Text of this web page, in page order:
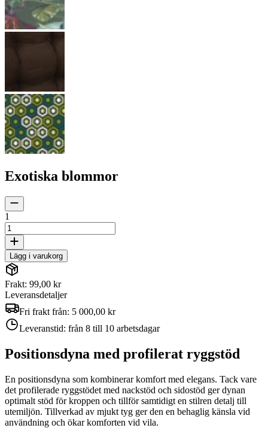
Exotiska blommor
1
Lägg i varukorg
Frakt: 99,00 kr
Leveransdetaljer
Fri frakt från: 5 000,00 kr
Leveranstid: från 8 till 10 arbetsdagar
Positionsdyna med profilerat ryggstöd
En positionsdyna som kombinerar komfort med elegans. Tack vare
det profilerade ryggstödet med nackstöd och sidostöd ger dynan
optimalt stöd för kroppen och tillför samtidigt en stilren detalj till
utemiljön. Tillverkad av mjukt tyg ger den en behaglig känsla vid
användning och ökar komforten vid vila.